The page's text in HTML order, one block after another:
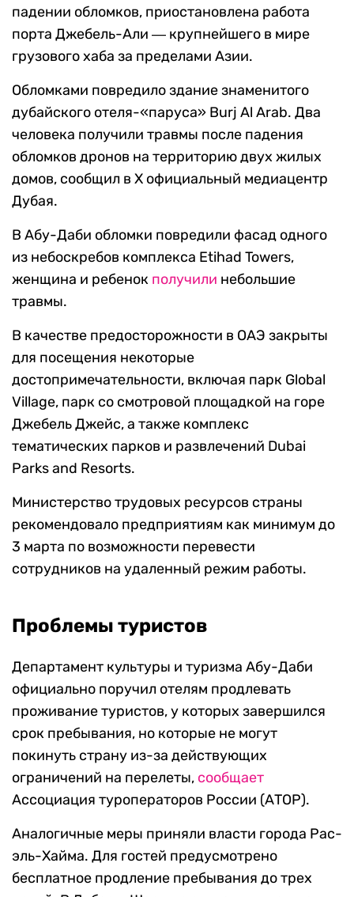
падении обломков, приостановлена работа
порта Джебель-Али ― крупнейшего в мире
грузового хаба за пределами Азии.
Обломками повредило здание знаменитого
дубайского отеля-«паруса» Burj Al Arab. Два
человека получили травмы после падения
обломков дронов на территорию двух жилых
домов, сообщил в Х официальный медиацентр
Дубая.
В Абу-Даби обломки повредили фасад одного
из небоскребов комплекса Etihad Towers,
женщина и ребенок получили небольшие
травмы.
В качестве предосторожности в ОАЭ закрыты
для посещения некоторые
достопримечательности, включая парк Global
Village, парк со смотровой площадкой на горе
Джебель Джейс, а также комплекс
тематических парков и развлечений Dubai
Parks and Resorts.
Министерство трудовых ресурсов страны
рекомендовало предприятиям как минимум до
3 марта по возможности перевести
сотрудников на удаленный режим работы.
Проблемы туристов
Департамент культуры и туризма Абу-Даби
официально поручил отелям продлевать
проживание туристов, у которых завершился
срок пребывания, но которые не могут
покинуть страну из-за действующих
ограничений на перелеты, сообщает
Ассоциация туроператоров России (АТОР).
Аналогичные меры приняли власти города Рас-
эль-Хайма. Для гостей предусмотрено
бесплатное продление пребывания до трех